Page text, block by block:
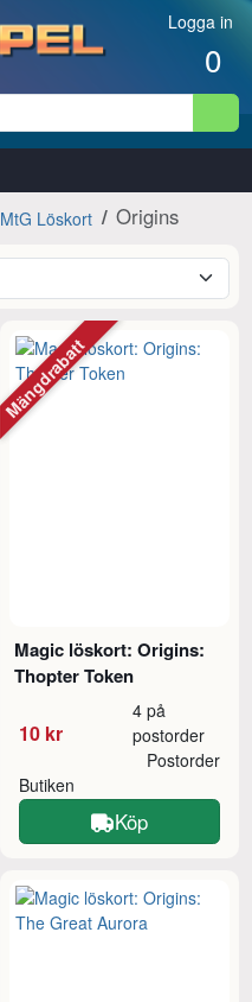
Logga in
0
MtG Löskort Origins
Magic löskort: Origins:
Thopter Token
10 kr
4 på
postorder
Butiken
Postorder
Köp
Mängdrabatt